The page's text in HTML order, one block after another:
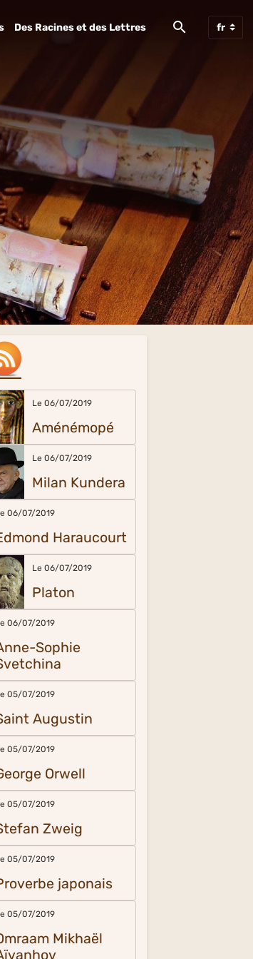
Des Racines et des Lettres
Le 06/07/2019
Aménémopé
Le 06/07/2019
Milan Kundera
06/07/2019
Haraucourt
Le 06/07/2019
Platon
06/07/2019
Sophie
05/07/2019
Augustin
05/07/2019
Orwell
05/07/2019
Zweig
05/07/2019
japonais
05/07/2019
Mikhaël